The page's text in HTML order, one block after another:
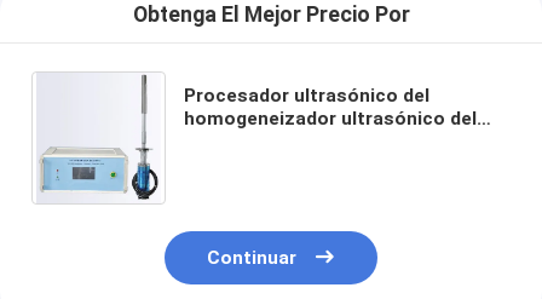
Obtenga El Mejor Precio Por
Procesador ultrasónico del
homogeneizador ultrasónico del
Continuar